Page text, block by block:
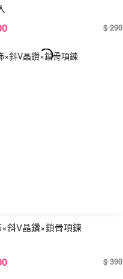
$ 290
斜V晶鑽×鎖骨項鍊
$ 390